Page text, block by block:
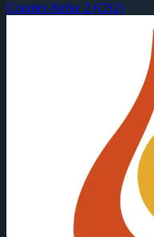
Counter-Strike 2 (CS2)